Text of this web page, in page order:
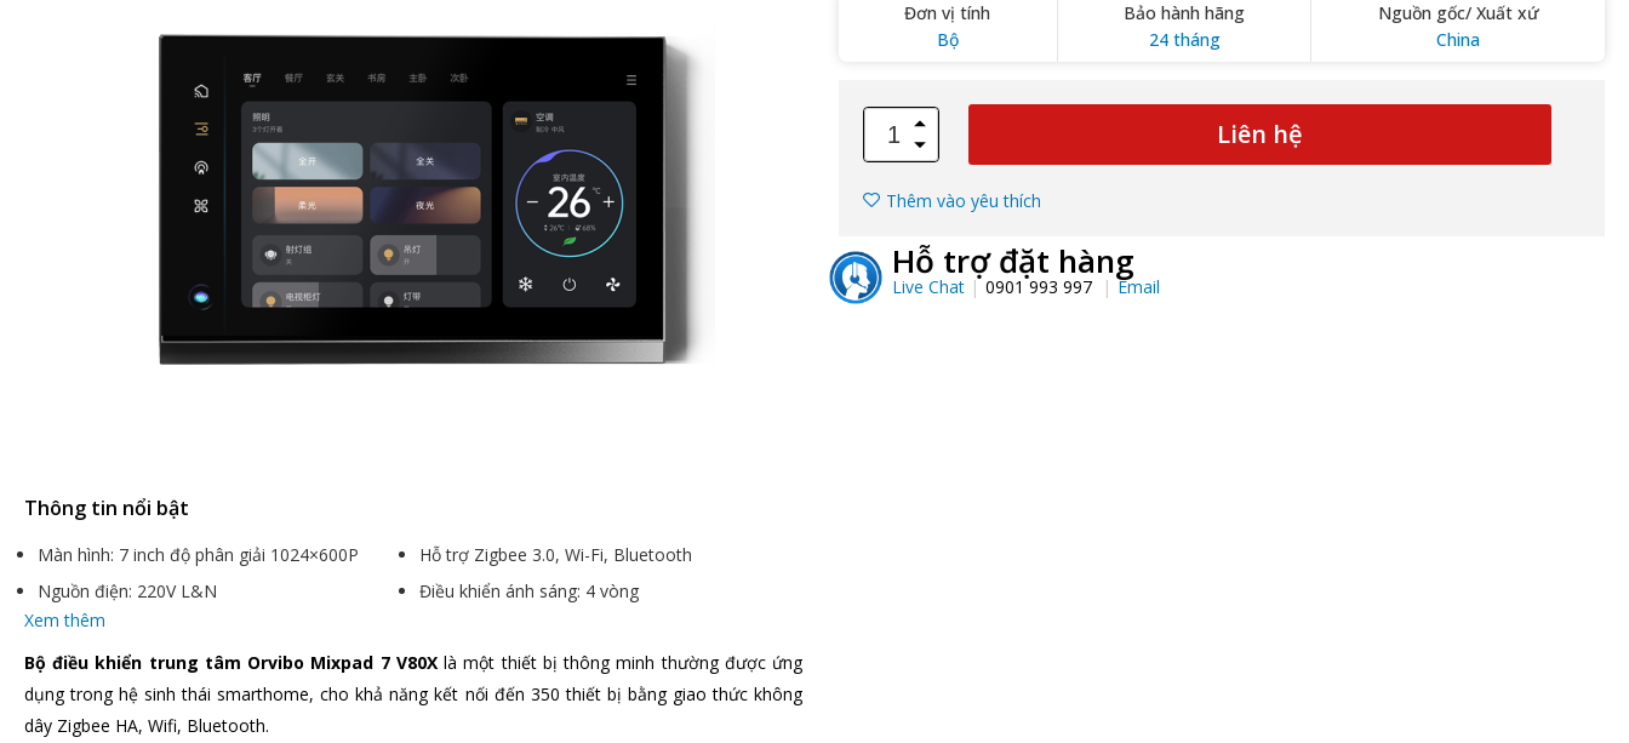
Thông tin nổi bật
Màn hình: 7 inch độ phân giải 1024×600P
Hỗ trợ Zigbee 3.0, Wi-Fi, Bluetooth
Nguồn điện: 220V L&N
Điều khiển ánh sáng: 4 vòng
Xem thêm
Bộ điều khiển trung tâm Orvibo Mixpad 7 V80Xlà một thiết bị thông minh thường được ứng
dụng trong hệ sinh thái smarthome, cho khả năng kết nối đến 350 thiết bị bằng giao thức không
dây Zigbee HA, Wifi, Bluetooth.
Đơn vị tính
Bộ
Bảo hành hãng
24 tháng
Nguồn gốc/ Xuất xứ
China
Liên hệ
Thêm vào yêu thích
Hỗ trợ đặt hàng
Live Chat 0901 993 997 Email